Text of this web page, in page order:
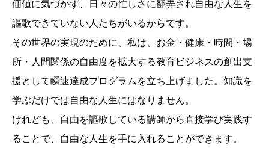
価値に気づかず、日々の忙しさに翻弄され自由な人生を
謳歌できていない人たちがいるからです。
その世界の実現のために、私は、お金・健康・時間・場
所・人間関係の自由度を拡大する教育ビジネスの創出支
援として瞬速達成プログラムを立ち上げました。知識を
学ぶだけでは自由な人生にはなりません。
けれども、自由を謳歌している講師から直接学び実践す
ることで、自由な人生を手に入れることができます。